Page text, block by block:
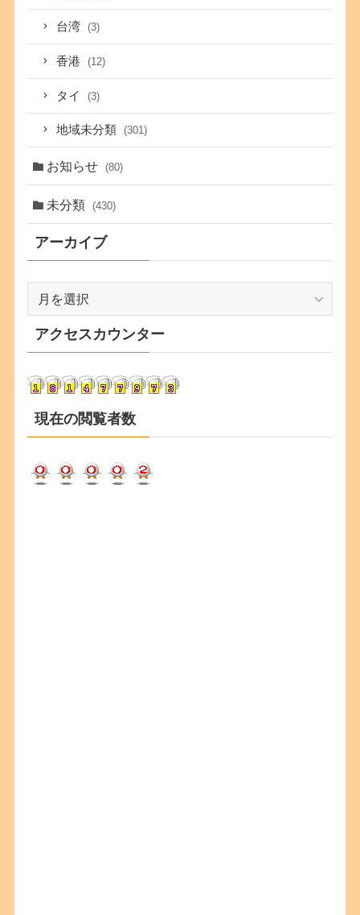
台湾 (3)
香港 (12)
タイ (3)
地域未分類 (301)
お知らせ (80)
未分類 (430)
アーカイブ
カ
イ
アクセスカウンター
現在の閲覧者数